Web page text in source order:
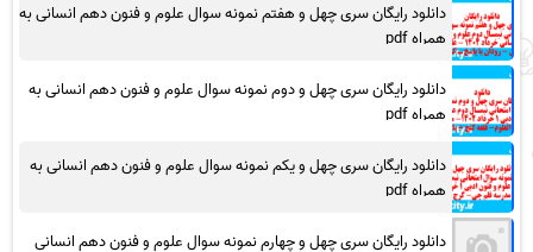
دانلود رایگان سری چهل و هفتم نمونه سوال علوم و فنون دهم انسانی به
همراه pdf
دانلود رایگان سری چهل و دوم نمونه سوال علوم و فنون دهم انسانی به
همراه pdf
دانلود رایگان سری چهل و یکم نمونه سوال علوم و فنون دهم انسانی به
همراه pdf
دانلود رایگان سری چهل و چهارم نمونه سوال علوم و فنون دهم انسانی